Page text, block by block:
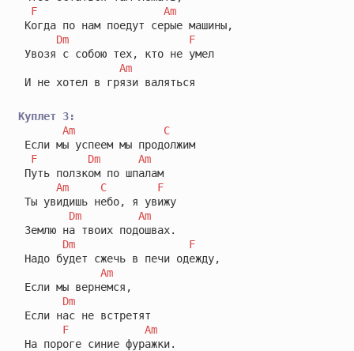
F
Am
Когда по нам поедут серые машины,
Dm
F
Увозя с собою тех, кто не умел
Am
И не хотел в грязи валяться
Куплет 3:
Am
C
Если мы успеем мы продолжим
F
Dm
Am
Путь ползком по шпалам
Am
C
F
Ты увидишь небо, я увижу
Dm
Am
Землю на твоих подошвах.
Dm
F
Надо будет сжечь в печи одежду,
Am
Если мы вернемся,
Dm
Если нас не встретят
F
Am
На пороге синие фуражки.